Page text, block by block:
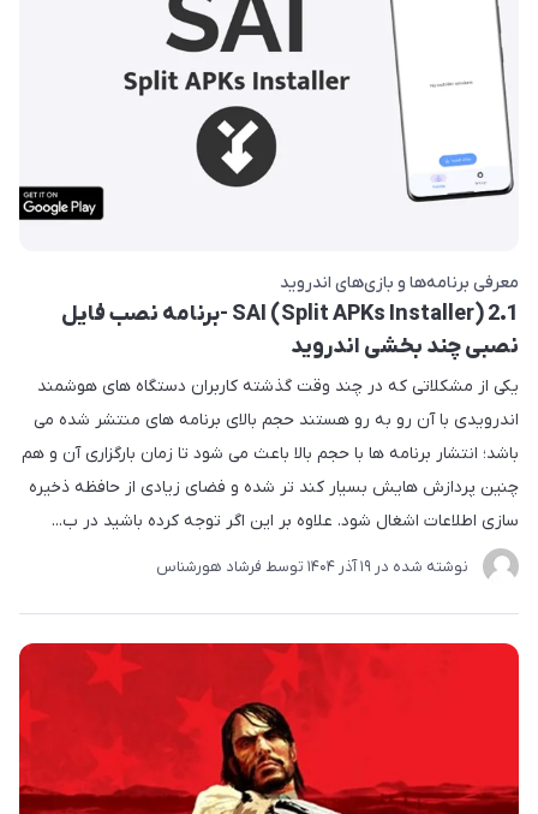
معرفی برنامه‌ها و بازی‌های اندروید
SAI (Split APKs Installer) 2.1 -برنامه نصب فایل
نصبی چند بخشی اندروید
یکی از مشکلاتی که در چند وقت گذشته کاربران دستگاه های هوشمند
اندرویدی با آن رو به رو هستند حجم بالای برنامه های منتشر شده می
باشد؛ انتشار برنامه ها با حجم بالا باعث می شود تا زمان بارگزاری آن و هم
چنین پردازش هایش بسیار کند تر شده و فضای زیادی از حافظه ذخیره
سازی اطلاعات اشغال شود. علاوه بر این اگر توجه کرده باشید در ب...
نوشته شده در 19 آذر 1404 توسط فرشاد هورشناس